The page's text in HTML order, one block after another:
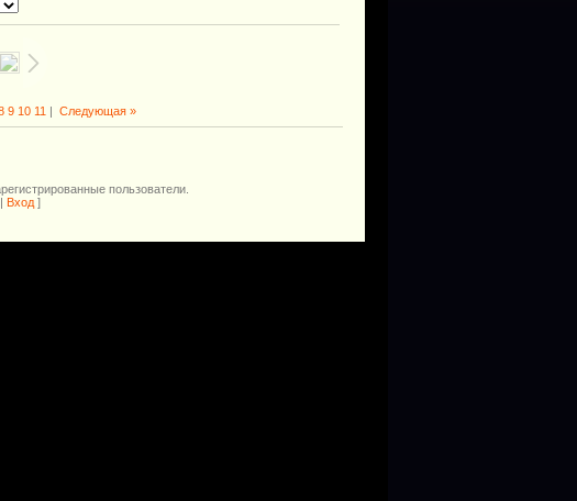
9 10 11 | Следующая »
пользователи.
Вход ]